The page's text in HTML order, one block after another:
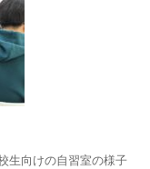
生向けの自習室の様子